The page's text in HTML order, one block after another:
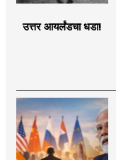
उत्तर आयर्लंडचा धडा!